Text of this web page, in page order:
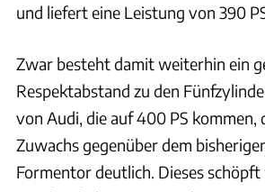
und liefert eine Leistung von 390
Zwar besteht damit weiterhin ein
Respektabstand zu den
von Audi, die auf 400 PS kommen,
Zuwachs gegenüber dem
Formentor deutlich. Dieses schöpft